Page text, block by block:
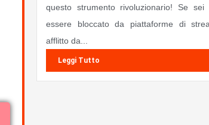
questo strumento rivoluzionario! Se sei
essere bloccato da piattaforme di
afflitto da...
Leggi Tutto